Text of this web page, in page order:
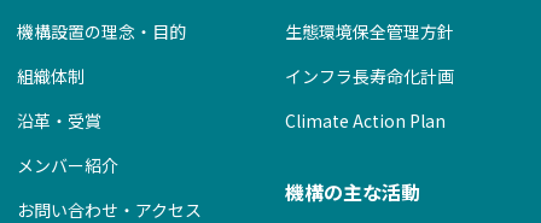
機構設置の理念・目的
組織体制
沿革・受賞
メンバー紹介
お問い合わせ・アクセス
生態環境保全管理方針
インフラ長寿命化計画
Climate Action Plan
機構の主な活動